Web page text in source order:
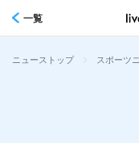
一覧
ニューストップ > スポーツ